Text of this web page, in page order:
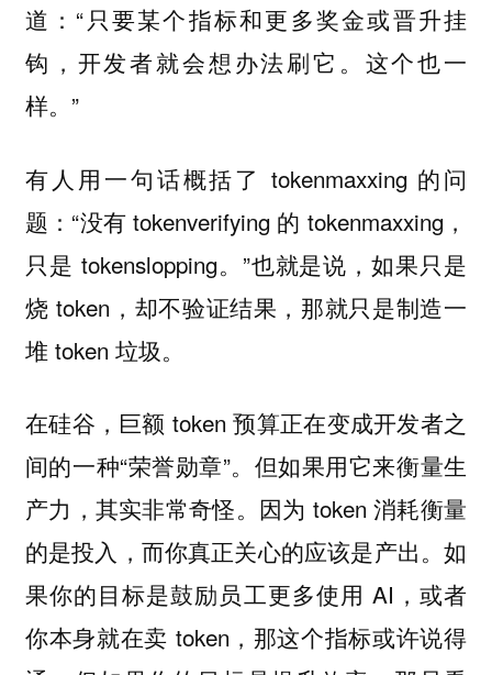
道：“只要某个指标和更多奖金或晋升挂
钩，开发者就会想办法刷它。这个也一
样。”
有人用一句话概括了 tokenmaxxing 的问
题：“没有 tokenverifying 的 tokenmaxxing，
只是 tokenslopping。”也就是说，如果只是
烧 token，却不验证结果，那就只是制造一
堆 token 垃圾。
在硅谷，巨额 token 预算正在变成开发者之
间的一种“荣誉勋章”。但如果用它来衡量生
产力，其实非常奇怪。因为 token 消耗衡量
的是投入，而你真正关心的应该是产出。如
果你的目标是鼓励员工更多使用 AI，或者
你本身就在卖 token，那这个指标或许说得